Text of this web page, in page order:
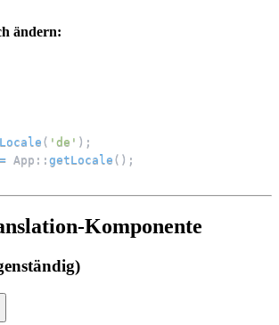
ändern:
( 'de' ) ;
= App :: getLocale ( ) ;
Komponente